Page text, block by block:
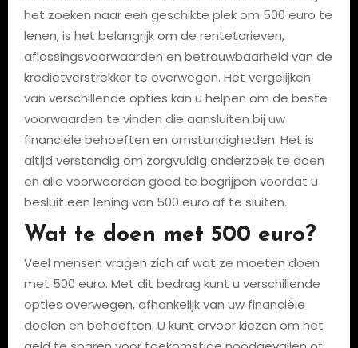
het zoeken naar een geschikte plek om 500 euro te
lenen, is het belangrijk om de rentetarieven,
aflossingsvoorwaarden en betrouwbaarheid van de
kredietverstrekker te overwegen. Het vergelijken
van verschillende opties kan u helpen om de beste
voorwaarden te vinden die aansluiten bij uw
financiële behoeften en omstandigheden. Het is
altijd verstandig om zorgvuldig onderzoek te doen
en alle voorwaarden goed te begrijpen voordat u
besluit een lening van 500 euro af te sluiten.
Wat te doen met 500 euro?
Veel mensen vragen zich af wat ze moeten doen
met 500 euro. Met dit bedrag kunt u verschillende
opties overwegen, afhankelijk van uw financiële
doelen en behoeften. U kunt ervoor kiezen om het